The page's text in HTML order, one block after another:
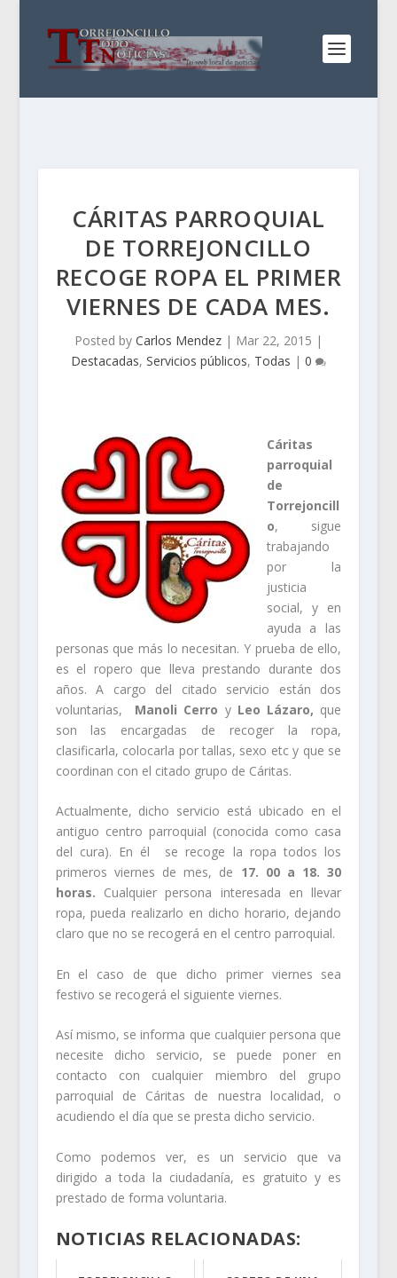
CÁRITAS PARROQUIAL
DE TORREJONCILLO
RECOGE ROPA EL PRIMER
VIERNES DE CADA MES.
Posted by Carlos Mendez| Mar 22, 2015 |
Destacadas, Servicios públicos, Todas | 0
Cáritas
parroquial
de
Torrejoncill
o, sigue
trabajando
por la
justicia
social, y en
ayuda a las
personas que más lo necesitan. Y prueba de ello,
es el ropero que lleva prestando durante dos
años. A cargo del citado servicio están dos
voluntarias, Manoli Cerro yLeo Lázaro, que
son las encargadas de recoger la ropa,
clasificarla, colocarla por tallas, sexo etc y que se
coordinan con el citado grupo de Cáritas.
Actualmente, dicho servicio está ubicado en el
antiguo centro parroquial (conocida como casa
del cura). En él se recoge la ropa todos los
primeros viernes de mes, de 17. 00 a 18. 30
horas. Cualquier persona interesada en llevar
ropa, pueda realizarlo en dicho horario, dejando
claro que no se recogerá en el centro parroquial.
En el caso de que dicho primer viernes sea
festivo se recogerá el siguiente viernes.
Así mismo, se informa que cualquier persona que
necesite dicho servicio, se puede poner en
contacto con cualquier miembro del grupo
parroquial de Cáritas de nuestra localidad, o
acudiendo el día que se presta dicho servicio.
Como podemos ver, es un servicio que va
dirigido a toda la ciudadanía, es gratuito y es
prestado de forma voluntaria.
NOTICIAS RELACIONADAS: